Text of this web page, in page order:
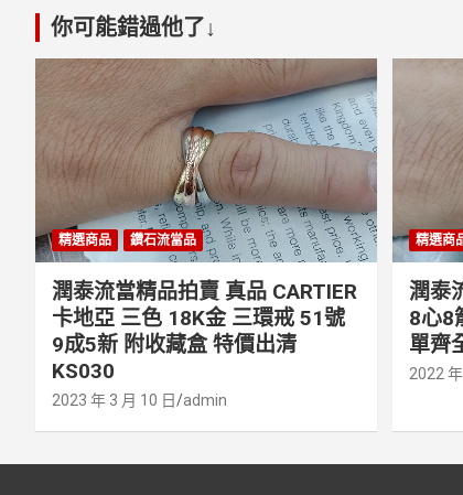
你可能錯過他了↓
精選商品 鑽石流當品
潤泰流當精品拍賣 真品 CARTIER
卡地亞 三色 18K金 三環戒 51號
9成5新 附收藏盒 特價出清
KS030
2023 年 3 月 10 日 admin
精選商
潤泰
8心8
單齊
2022